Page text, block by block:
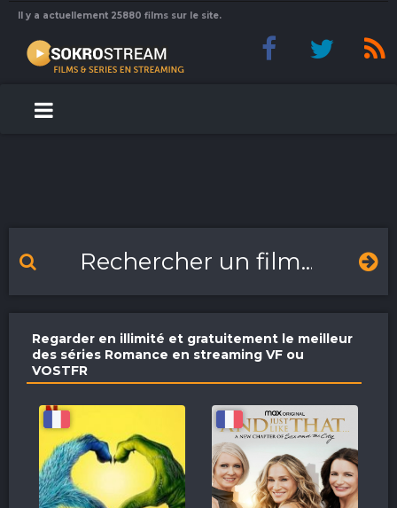
Il y a actuellement 25880 films sur le site.
Regarder en illimité et gratuitement le meilleur
des séries Romance en streaming VF ou
VOSTFR